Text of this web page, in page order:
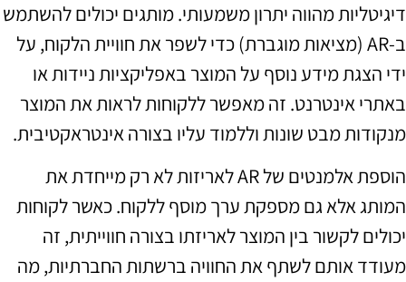
דיגיטליות מהווה יתרון משמעותי. מותגים יכולים להשתמש
ב-AR (מציאות מוגברת) כדי לשפר את חוויית הלקוח, על
ידי הצגת מידע נוסף על המוצר באפליקציות ניידות או
באתרי אינטרנט. זה מאפשר ללקוחות לראות את המוצר
מנקודות מבט שונות וללמוד עליו בצורה אינטראקטיבית.
הוספת אלמנטים של AR לאריזות לא רק מייחדת את
המותג אלא גם מספקת ערך מוסף ללקוח. כאשר לקוחות
יכולים לקשור בין המוצר לאריזתו בצורה חווייתית, זה
מעודד אותם לשתף את החוויה ברשתות החברתיות, מה